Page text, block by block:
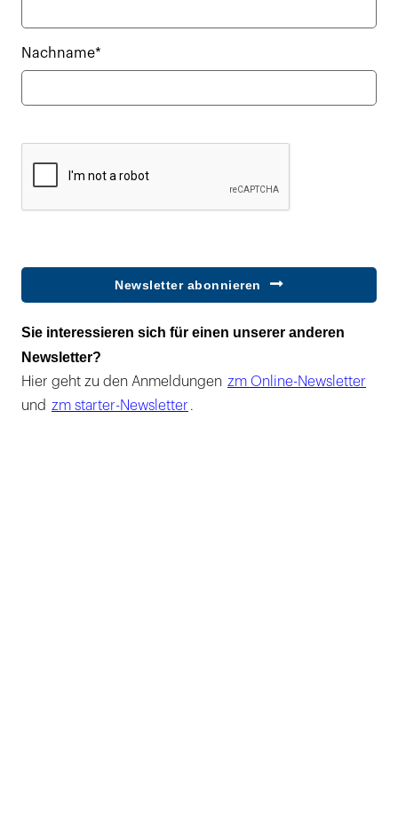
Nachname*
Newsletter abonnieren
Sie interessieren sich für einen unserer anderen
Newsletter?
Hier geht zu den Anmeldungen zm Online-Newsletter
und zm starter-Newsletter .